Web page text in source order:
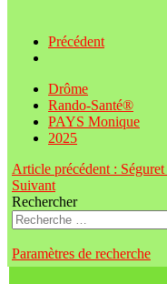
Précédent
Drôme
Rando-Santé®
PAYS Monique
2025
Article précédent : Séguret
Suivant
Rechercher
Paramètres de recherche